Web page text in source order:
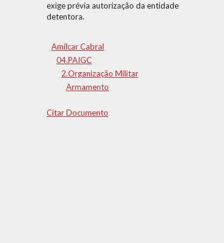
exige prévia autorização da entidade
detentora.
Amílcar Cabral
04.PAIGC
2.Organização Militar
Armamento
Citar Documento